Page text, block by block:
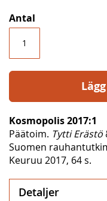
Antal
Kosmopolis 2017:1
Päätoim. Tytti Erästö
Suomen
Keuruu 2017, 64 s.
Detaljer